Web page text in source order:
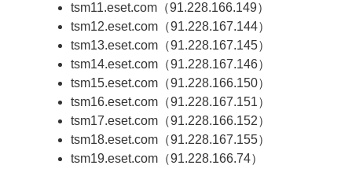
tsm11.eset.com（91.228.166.149）
tsm12.eset.com（91.228.167.144）
tsm13.eset.com（91.228.167.145）
tsm14.eset.com（91.228.167.146）
tsm15.eset.com（91.228.166.150）
tsm16.eset.com（91.228.167.151）
tsm17.eset.com（91.228.166.152）
tsm18.eset.com（91.228.167.155）
tsm19.eset.com（91.228.166.74）